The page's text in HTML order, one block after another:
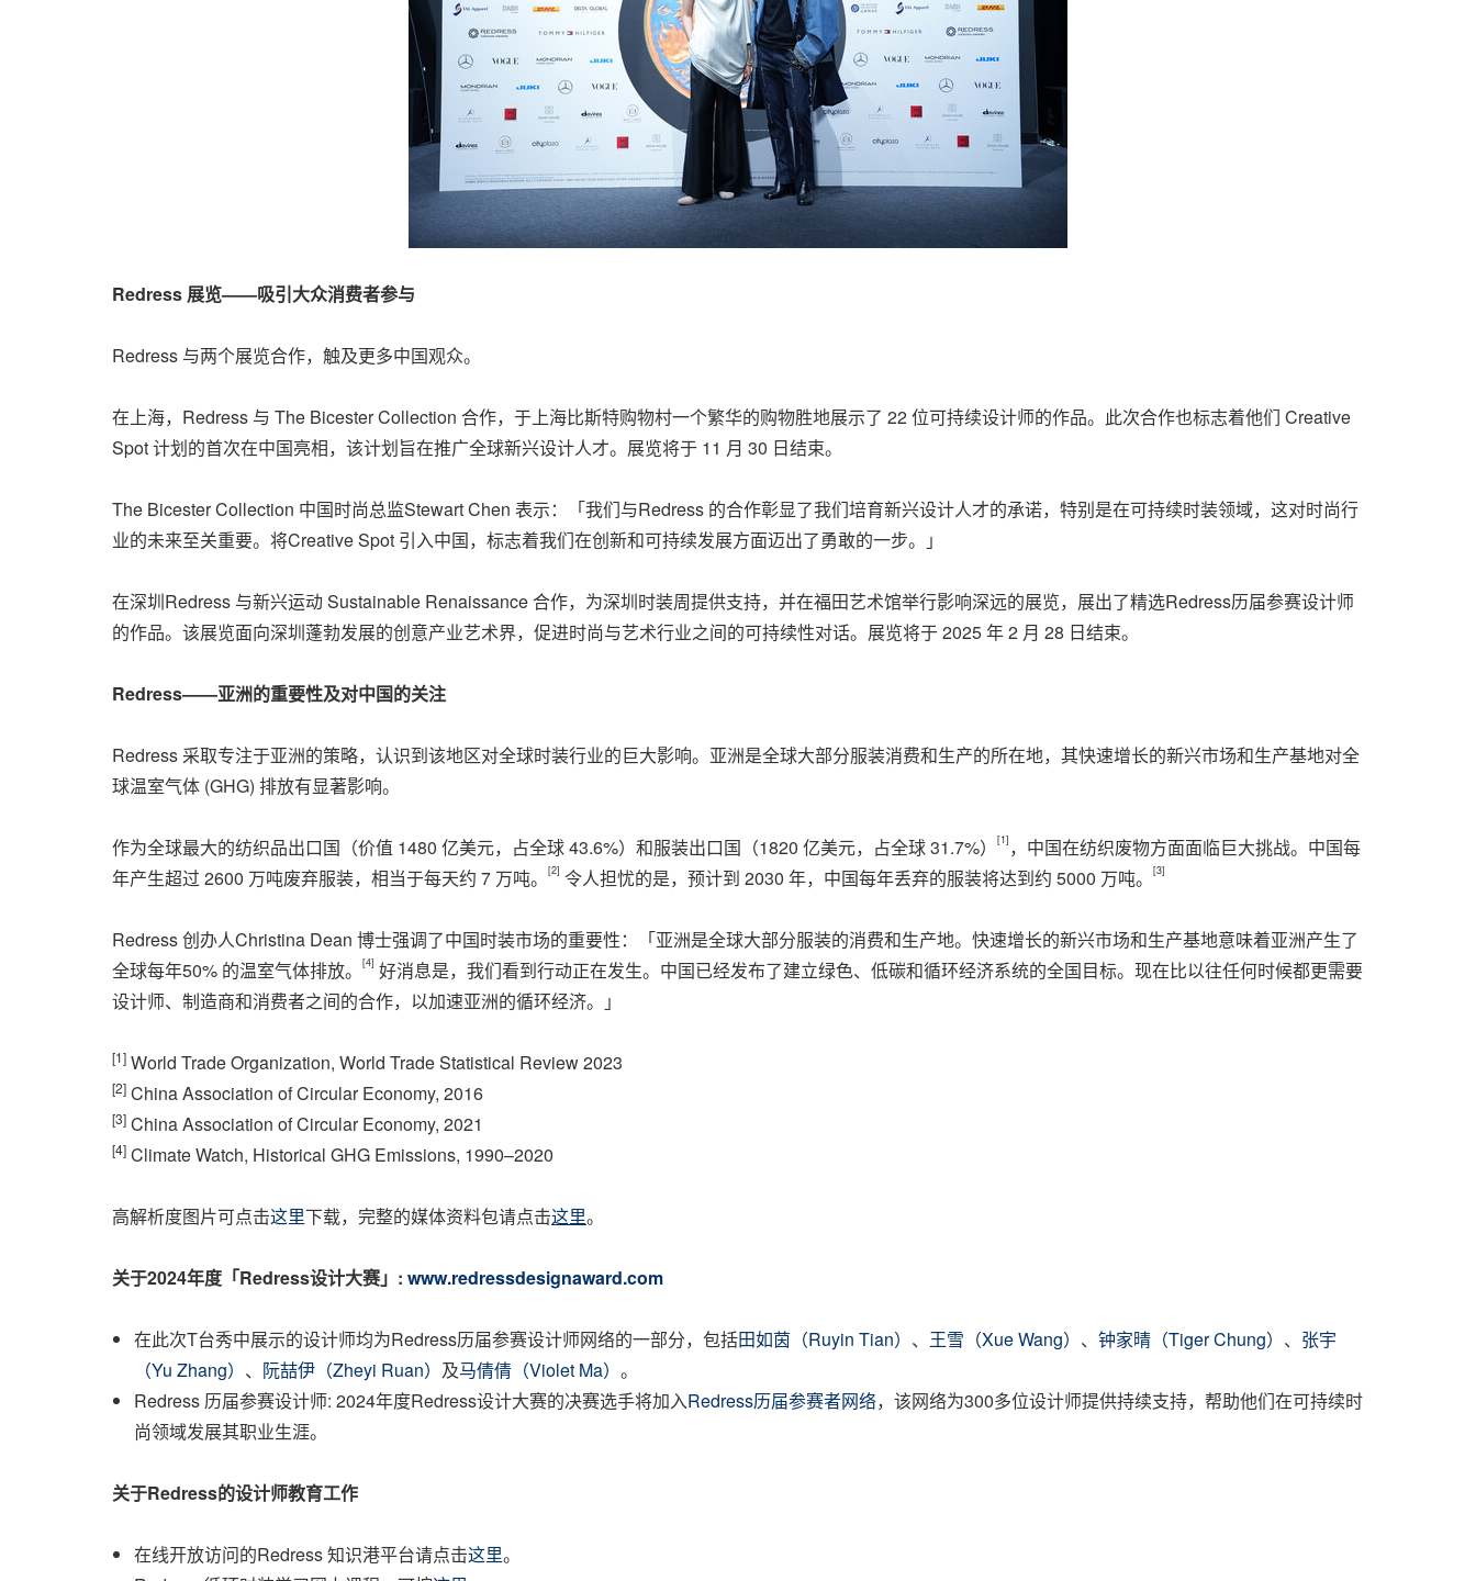
Redress 展览——吸引大众消费者参与
Redress 与两个展览合作，触及更多中国观众。
在上海，Redress 与 The Bicester Collection 合作，于上海比斯特购物村一个繁华的购物胜地展示了 22 位可持续设计师的作品。此次合作也标志着他们 Creative
Spot 计划的首次在中国亮相，该计划旨在推广全球新兴设计人才。展览将于 11 月 30 日结束。
The Bicester Collection 中国时尚总监Stewart Chen 表示：「我们与Redress 的合作彰显了我们培育新兴设计人才的承诺，特别是在可持续时装领域，这对时尚行
业的未来至关重要。将Creative Spot 引入中国，标志着我们在创新和可持续发展方面迈出了勇敢的一步。」
在深圳Redress 与新兴运动 Sustainable Renaissance 合作，为深圳时装周提供支持，并在福田艺术馆举行影响深远的展览，展出了精选Redress历届参赛设计师
的作品。该展览面向深圳蓬勃发展的创意产业艺术界，促进时尚与艺术行业之间的可持续性对话。展览将于 2025 年 2 月 28 日结束。
Redress——亚洲的重要性及对中国的关注
Redress 采取专注于亚洲的策略，认识到该地区对全球时装行业的巨大影响。亚洲是全球大部分服装消费和生产的所在地，其快速增长的新兴市场和生产基地对全
球温室气体 (GHG) 排放有显著影响。
作为全球最大的纺织品出口国（价值 1480 亿美元，占全球 43.6%）和服装出口国（1820 亿美元，占全球 31.7%） [1] ，中国在纺织废物方面面临巨大挑战。中国每
年产生超过 2600 万吨废弃服装，相当于每天约 7 万吨。
[2] 令人担忧的是，预计到 2030 年，中国每年丢弃的服装将达到约 5000 万吨。 [3]
Redress 创办人Christina Dean 博士强调了中国时装市场的重要性：「亚洲是全球大部分服装的消费和生产地。快速增长的新兴市场和生产基地意味着亚洲产生了
全球每年50% 的温室气体排放。
[4] 好消息是，我们看到行动正在发生。中国已经发布了建立绿色、低碳和循环经济系统的全国目标。现在比以往任何时候都更需要
设计师、制造商和消费者之间的合作，以加速亚洲的循环经济。」
[1] World Trade Organization, World Trade Statistical Review 2023
[2] China Association of Circular Economy, 2016
[3] China Association of Circular Economy, 2021
[4] Climate Watch, Historical GHG Emissions, 1990–2020
高解析度图片可点击这里下载，完整的媒体资料包请点击这里。
关于2024年度「Redress设计大赛」 : www.redressdesignaward.com
在此次T台秀中展示的设计师均为Redress历届参赛设计师网络的一部分，包括田如茵（Ruyin Tian） 、 王雪（Xue Wang） 、 钟家晴（Tiger Chung） 、 张宇
（Yu Zhang） 、 阮喆伊（Zheyi Ruan） 及马倩倩（Violet Ma） 。
Redress 历届参赛设计师: 2024年度Redress设计大赛的决赛选手将加入Redress历届参赛者网络，该网络为300多位设计师提供持续支持，帮助他们在可持续时
尚领域发展其职业生涯。
关于Redress的设计师教育工作
在线开放访问的Redress 知识港平台请点击这里。